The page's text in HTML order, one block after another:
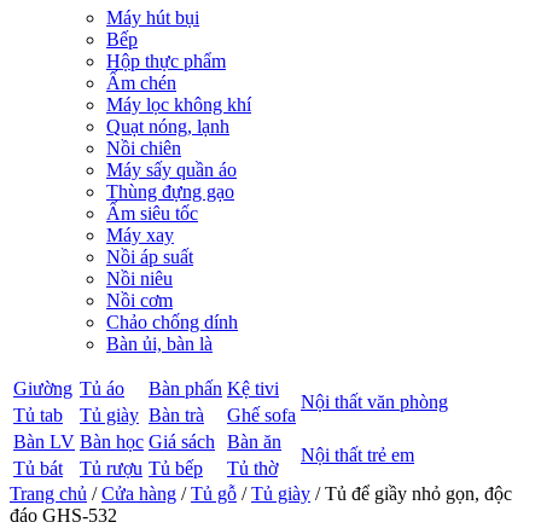
Máy hút bụi
Bếp
Hộp thực phẩm
Ấm chén
Máy lọc không khí
Quạt nóng, lạnh
Nồi chiên
Máy sấy quần áo
Thùng đựng gạo
Ấm siêu tốc
Máy xay
Nồi áp suất
Nồi niêu
Nồi cơm
Chảo chống dính
Bàn ủi, bàn là
Giường Tủ áo Bàn phấn Kệ tivi
Nội thất văn phòng
Tủ tab Tủ giày Bàn trà
Ghế sofa
Bàn LV Bàn học Giá sách Bàn ăn
Nội thất trẻ em
Tủ bát Tủ rượu Tủ bếp
Tủ thờ
Trang chủ /Cửa hàng /Tủ gỗ /Tủ giày / Tủ để giầy nhỏ gọn, độc
đáo GHS-532